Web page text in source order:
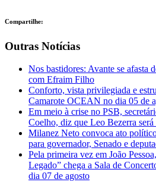
Compartilhe:
Outras Notícias
Nos bastidores: Avante se afasta
com Efraim Filho
Conforto, vista privilegiada e
Camarote OCEAN no dia 05 de
Em meio à crise no PSB,
Coelho, diz que Leo Bezerra
Milanez Neto convoca ato
para governador, Senado e
Pela primeira vez em João
Legado” chega a Sala de
dia 07 de agosto